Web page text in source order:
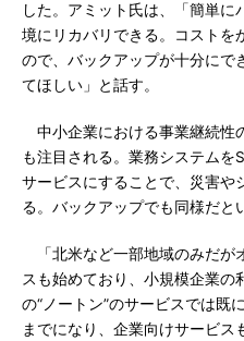
した。アミット氏は、「簡単
境にリカバリできる。コストを
ので、バックアップが十分にで
てほしい」と話す。
中小企業における事業継続性
も注目される。業務システムを
サービスにすることで、災害や
る。バックアップでも同様だと
「北米など一部地域のみだが
スも始めており、小規模企業の
の“ノートン”のサービスでは既
までになり、企業向けサービ